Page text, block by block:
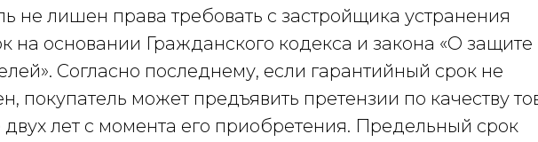
не лишен права требовать с застройщика устранения
на основании Гражданского кодекса и закона «О защите
Согласно последнему, если гарантийный срок не
покупатель может предъявить претензии по качеству
двух лет с момента его приобретения. Предельный срок